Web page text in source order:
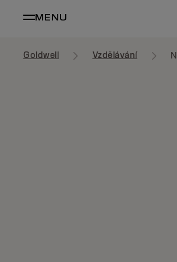
MENU
Goldwell Vzdělávání